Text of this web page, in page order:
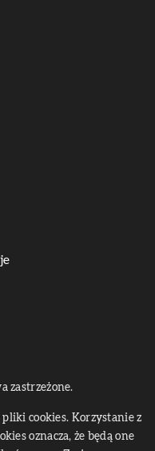
zastrzeżone.
cookies. Korzystanie z
oznacza, że będą one